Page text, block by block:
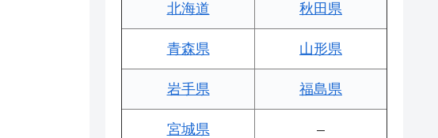
北海道 秋田県
青森県 山形県
岩手県 福島県
宮城県 –